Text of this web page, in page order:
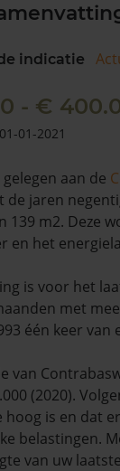
indicatie
- €
01-2021
aan de
de jaren
139 m2. Deze
en het
is voor het
met
één keer van
van
(2020).
hoog is en dat
belastingen.
van uw